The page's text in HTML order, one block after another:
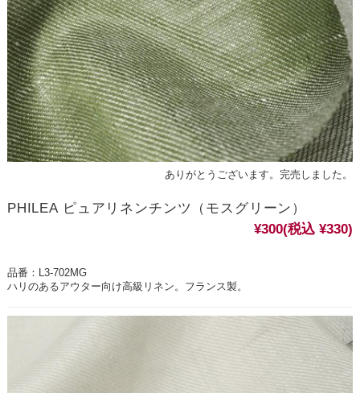
ありがとうございます。完売しました。
PHILEA ピュアリネンチンツ（モスグリーン）
¥300(税込 ¥330)
品番：L3-702MG
ハリのあるアウター向け高級リネン。フランス製。